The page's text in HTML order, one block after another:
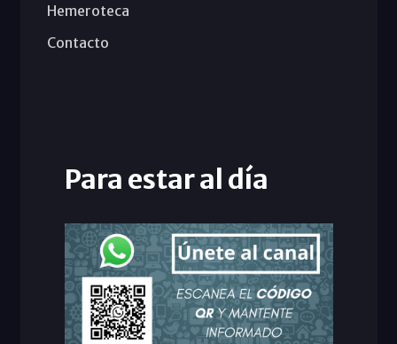
Hemeroteca
Contacto
Para estar al día